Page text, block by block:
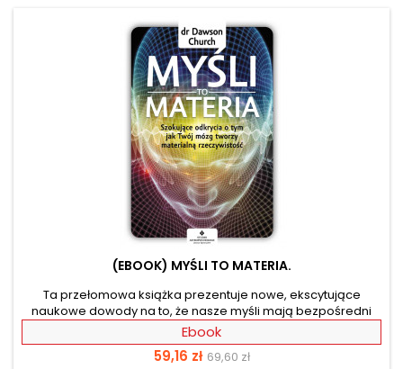
(EBOOK) MYŚLI TO MATERIA.
Ta przełomowa książka prezentuje nowe, ekscytujące
naukowe dowody na to, że nasze myśli mają bezpośredni
wpływ na otaczający nas świat i pokazuje nam, jak
wykorzystać tę wiedzę w tworzeniu radosnego i spełnionego
życia. Autor udowadnia, że Prawo Przyciągania nie jest
Ebook
Cena
59,16 zł Cena
69,60 zł